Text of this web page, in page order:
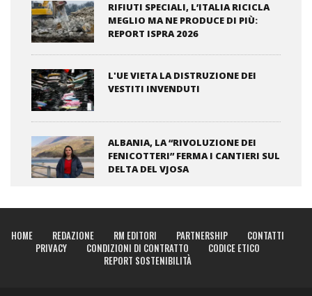
RIFIUTI SPECIALI, L’ITALIA RICICLA
MEGLIO MA NE PRODUCE DI PIÙ:
REPORT ISPRA 2026
L'UE VIETA LA DISTRUZIONE DEI
VESTITI INVENDUTI
ALBANIA, LA “RIVOLUZIONE DEI
FENICOTTERI” FERMA I CANTIERI SUL
DELTA DEL VJOSA
HOME REDAZIONE RM EDITORI PARTNERSHIP
CONTATTI
PRIVACY
CONDIZIONI DI CONTRATTO
CODICE ETICO
REPORT SOSTENIBILITÀ